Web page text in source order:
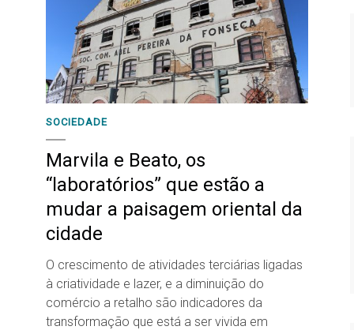
SOCIEDADE
Marvila e Beato, os
“laboratórios” que estão a
mudar a paisagem oriental da
cidade
O crescimento de atividades terciárias ligadas
à criatividade e lazer, e a diminuição do
comércio a retalho são indicadores da
transformação que está a ser vivida em